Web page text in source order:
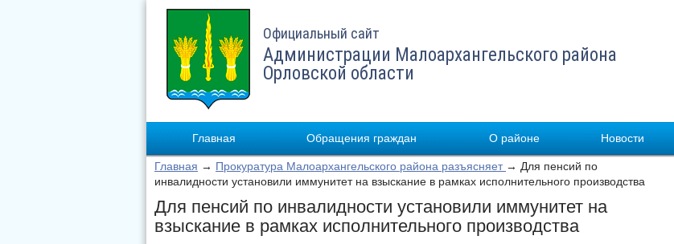
Официальный сайт
Администрации Малоархангельского района
Орловской области
Главная Обращения граждан О районе Новости
Главная → Прокуратура Малоархангельского района разъясняет → Для пенсий по
инвалидности установили иммунитет на взыскание в рамках исполнительного производства
Для пенсий по инвалидности установили иммунитет на
взыскание в рамках исполнительного производства